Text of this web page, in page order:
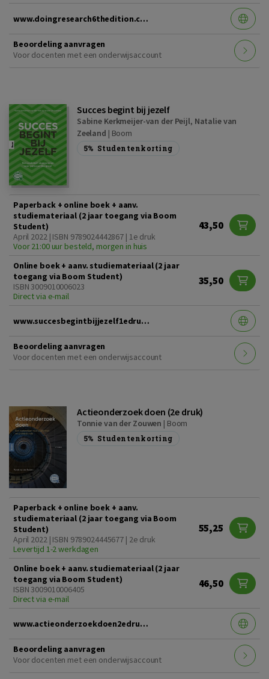
www.doingresearch6thedition.com
Beoordeling aanvragen
Voor docenten met een onderwijsaccount
Succes begint bij jezelf
Sabine Kerkmeijer-van der Peijl, Natalie van
Zeeland | Boom
5% Studentenkorting
Paperback + online boek + aanv.
studiemateriaal (2 jaar toegang via Boom
Student)
April 2022 | ISBN 9789024442867 | 1e druk
Voor 21:00 uur besteld, morgen in huis
43,50
Online boek + aanv. studiemateriaal (2 jaar
toegang via Boom Student)
ISBN 3009010006023
Direct via e-mail
35,50
www.succesbegintbijjezelf1edruk.nl
Beoordeling aanvragen
Voor docenten met een onderwijsaccount
Actieonderzoek doen (2e druk)
Tonnie van der Zouwen | Boom
5% Studentenkorting
Paperback + online boek + aanv.
studiemateriaal (2 jaar toegang via Boom
Student)
April 2022 | ISBN 9789024445677 | 2e druk
Levertijd 1-2 werkdagen
55,25
Online boek + aanv. studiemateriaal (2 jaar
toegang via Boom Student)
ISBN 3009010006405
Direct via e-mail
46,50
www.actieonderzoekdoen2edruk.nl
Beoordeling aanvragen
Voor docenten met een onderwijsaccount